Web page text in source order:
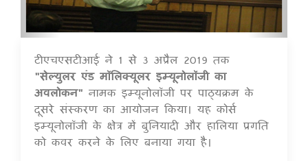
टीएचएसटीआई ने 1 से 3 अप्रैल 2019 तक
"सेल्युलर एंड मॉलिक्यूलर इम्यूनोलॉजी का
अवलोकन" नामक इम्यूनोलॉजी पर पाठ्यक्रम के
दूसरे संस्करण का आयोजन किया। यह कोर्स
इम्यूनोलॉजी के क्षेत्र में बुनियादी और हालिया प्रगति
को कवर करने के लिए बनाया गया है।